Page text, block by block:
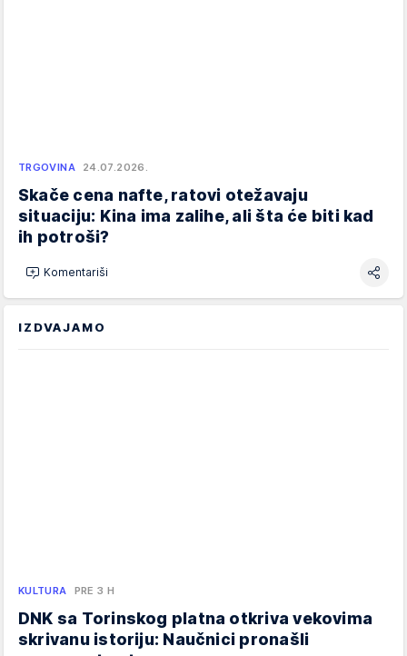
TRGOVINA 24.07.2026.
Skače cena nafte, ratovi otežavaju
situaciju: Kina ima zalihe, ali šta će biti kad
ih potroši?
Komentariši
IZDVAJAMO
KULTURA PRE 3 H
DNK sa Torinskog platna otkriva vekovima
skrivanu istoriju: Naučnici pronašli